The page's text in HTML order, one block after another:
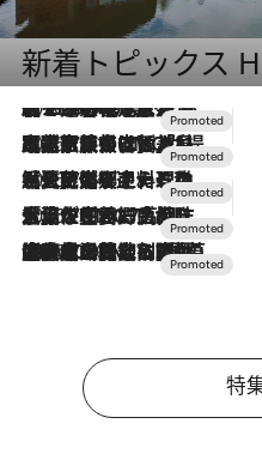
新着トピックス
2026.8.7
【トンボの足水浴】ヒノキの香りに包まれて涼感マックス！約13℃の湧水かけ流しを避暑地「星野温泉 トンボの湯」で体験
2026.7.31
【ホテル帰省】という選択肢をOMOが提案。家族とほどよい距離を保つには「昼は実家、夜は気兼ねなくホテルで！」
2026.7.24
【夏限定ディナーコース】旬を迎える稚鮎や花ズッキーニなどをイタリア・トスカーナの郷土料理の手法で満喫！
2026.7.17
「土佐和ハーブかき氷」がOMO7高知に登場！生姜、山椒、大葉など目にも舌にも涼を呼ぶ郷土の味
2026.7.10
NEW OPEN！【界 草津】名湯の地に誕生。趣の異なる2種の温泉と上州ならではの会席・蕎麦割烹など美食を味わう究極の癒やし旅
特